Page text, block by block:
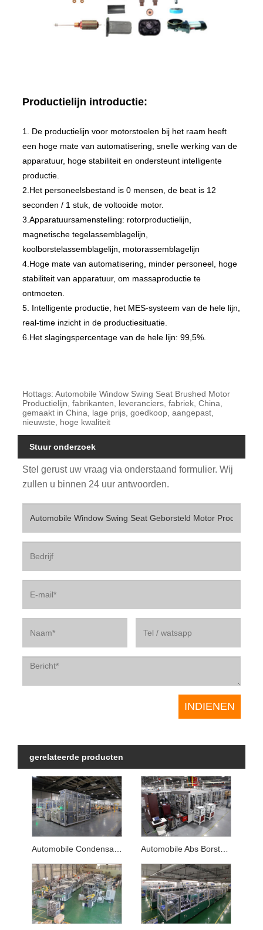
Productielijn introductie:
1. De productielijn voor motorstoelen bij het raam heeft
een hoge mate van automatisering, snelle werking van de
apparatuur, hoge stabiliteit en ondersteunt intelligente
productie.
2.Het personeelsbestand is 0 mensen, de beat is 12
seconden / 1 stuk, de voltooide motor.
3.Apparatuursamenstelling: rotorproductielijn,
magnetische tegelassemblagelijn,
koolborstelassemblagelijn, motorassemblagelijn
4.Hoge mate van automatisering, minder personeel, hoge
stabiliteit van apparatuur, om massaproductie te
ontmoeten.
5. Intelligente productie, het MES-systeem van de hele lijn,
real-time inzicht in de productiesituatie.
6.Het slagingspercentage van de hele lijn: 99,5%.
Hottags: Automobile Window Swing Seat Brushed Motor
Productielijn, fabrikanten, leveranciers, fabriek, China,
gemaakt in China, lage prijs, goedkoop, aangepast,
nieuwste, hoge kwaliteit
Stuur onderzoek
Stel gerust uw vraag via onderstaand formulier. Wij
zullen u binnen 24 uur antwoorden.
gerelateerde producten